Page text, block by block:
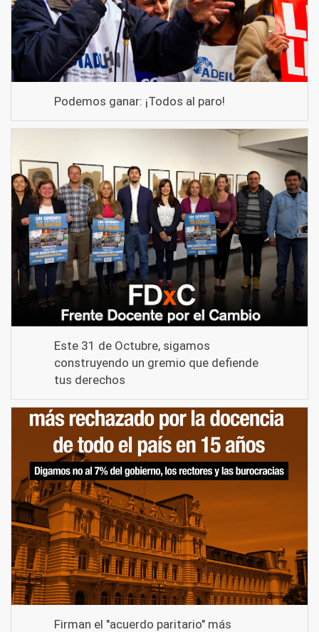
Podemos ganar: ¡Todos al paro!
Este 31 de Octubre, sigamos
construyendo un gremio que defiende
tus derechos
Firman el "acuerdo paritario" más